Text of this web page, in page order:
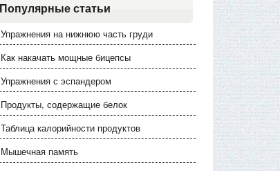
Популярные статьи
Упражнения на нижнюю часть груди
Как накачать мощные бицепсы
Упражнения с эспандером
Продукты, содержащие белок
Таблица калорийности продуктов
Мышечная память